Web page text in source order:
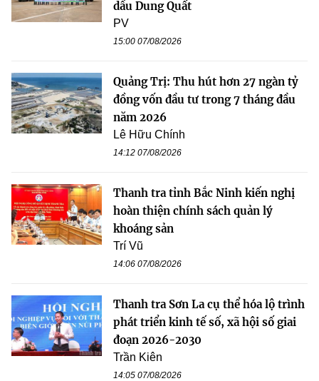
dầu Dung Quất
PV
15:00 07/08/2026
Quảng Trị: Thu hút hơn 27 ngàn tỷ
đồng vốn đầu tư trong 7 tháng đầu
năm 2026
Lê Hữu Chính
14:12 07/08/2026
Thanh tra tỉnh Bắc Ninh kiến nghị
hoàn thiện chính sách quản lý
khoáng sản
Trí Vũ
14:06 07/08/2026
Thanh tra Sơn La cụ thể hóa lộ trình
phát triển kinh tế số, xã hội số giai
đoạn 2026-2030
Trần Kiên
14:05 07/08/2026